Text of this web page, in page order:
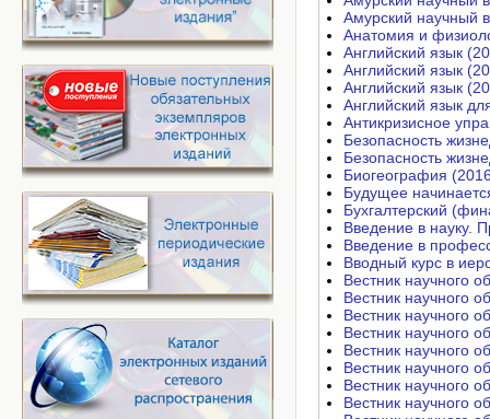
Амурский научный
Анатомия и
Английский язык
Английский язык
Английский язык
Английский язык
Антикризисное
Безопасность
Безопасность
Биогеография
Будущее
Бухгалтерский
Введение в науку.
Введение в
Вводный курс в
Вестник научного
Вестник научного
Вестник научного
Вестник научного
Вестник научного
Вестник научного
Вестник научного
Вестник научного